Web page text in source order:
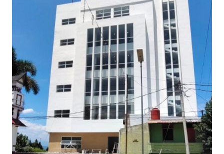
KAMI
PEDOMAN
MEDIA
SIBER
REDAKSI
KARIR